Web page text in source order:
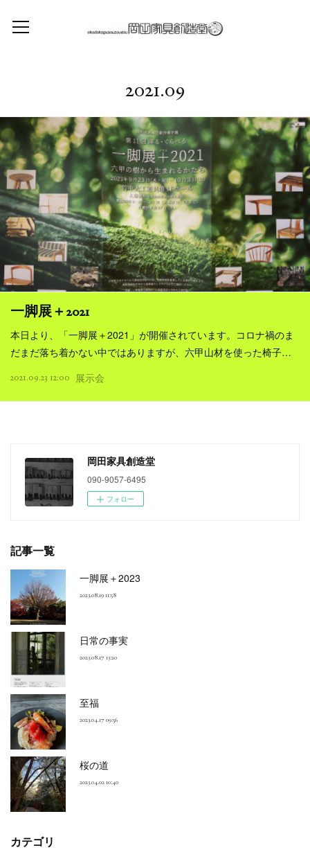
2021.09
一脚展＋2021
本日より、「一脚展＋2021」が開催されています。コロナ禍のま
だまだ落ち着かない中ではありますが、六甲山材を使った椅子…
2021.09.23 12:00 展示会
岡田家具創造堂
090-9057-6495
フォロー
記事一覧
一脚展＋2023
2023.08.19 11:58
日常の事実
2023.08.17 13:20
至福
2023.04.17 09:56
桜の道
2023.04.02 10:40
カテゴリ